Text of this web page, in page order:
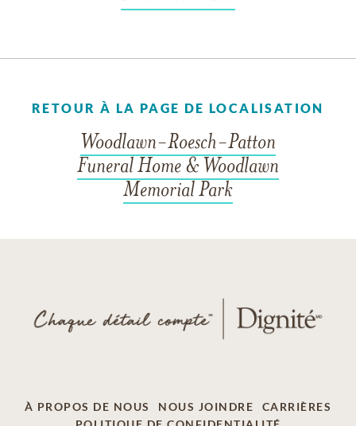
RETOUR À LA PAGE DE LOCALISATION
Woodlawn-Roesch-Patton
Funeral Home & Woodlawn
Memorial Park
À PROPOS DE NOUS NOUS JOINDRE
CARRIÈRES